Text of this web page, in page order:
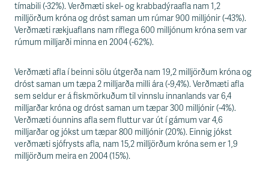
tímabili (-32%). Verðmæti skel- og krabbadýraafla nam 1,2
milljörðum króna og dróst saman um rúmar 900 milljónir (-43%).
Verðmæti rækjuaflans nam ríflega 600 milljónum króna sem var
rúmum milljarði minna en 2004 (-62%).
Verðmæti afla í beinni sölu útgerða nam 19,2 milljörðum króna og
dróst saman um tæpa 2 milljarða milli ára (-9,4%). Verðmæti afla
sem seldur er á fiskmörkuðum til vinnslu innanlands var 6,4
milljarðar króna og dróst saman um tæpar 300 milljónir (-4%).
Verðmæti óunnins afla sem fluttur var út í gámum var 4,6
milljarðar og jókst um tæpar 800 milljónir (20%). Einnig jókst
verðmæti sjófrysts afla, nam 15,2 milljörðum króna sem er 1,9
milljörðum meira en 2004 (15%).